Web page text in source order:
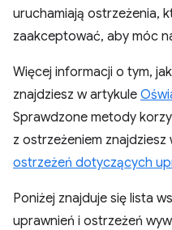
uruchamiają ostrzeżenia,
zaakceptować, aby móc
Więcej informacji o tym,
znajdziesz w artykule
Sprawdzone metody
z ostrzeżeniem znajdziesz
ostrzeżeń dotyczących
Poniżej znajduje się lista
uprawnień i ostrzeżeń